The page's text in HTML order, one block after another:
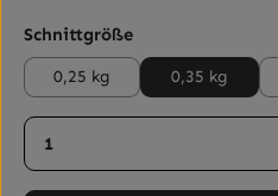
Schnittgrößeauswählen
0,25 kg 0,35 kg
Produkt Anzahl: Gib